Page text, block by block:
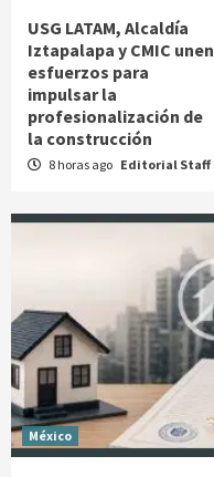
USG LATAM, Alcaldía
Iztapalapa y CMIC unen
esfuerzos para
impulsar la
profesionalización de
la construcción
8 horas ago Editorial Staff
México